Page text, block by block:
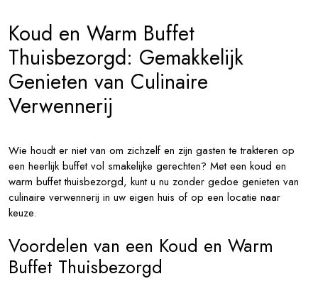
Koud en Warm Buffet
Thuisbezorgd: Gemakkelijk
Genieten van Culinaire
Verwennerij
Wie houdt er niet van om zichzelf en zijn gasten te trakteren op
een heerlijk buffet vol smakelijke gerechten? Met een koud en
warm buffet thuisbezorgd, kunt u nu zonder gedoe genieten van
culinaire verwennerij in uw eigen huis of op een locatie naar
keuze.
Voordelen van een Koud en Warm
Buffet Thuisbezorgd